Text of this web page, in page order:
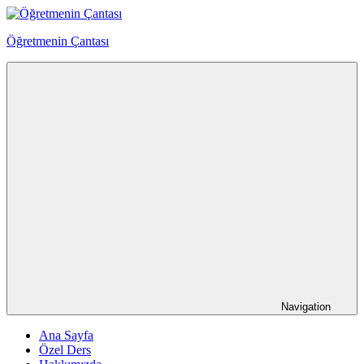
Skip
content
Öğretmenin Çantası
Navigation
Ana Sayfa
Özel Ders